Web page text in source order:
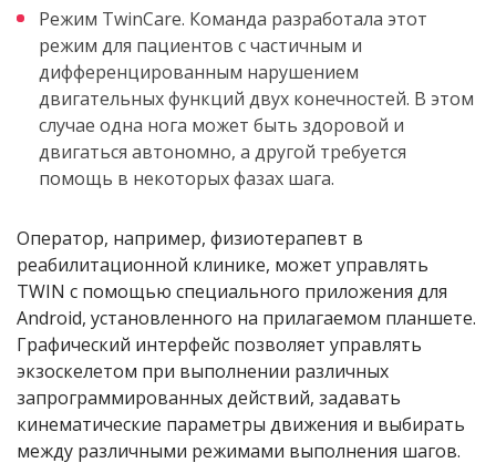
Режим TwinCare. Команда разработала этот
режим для пациентов с частичным и
дифференцированным нарушением
двигательных функций двух конечностей. В этом
случае одна нога может быть здоровой и
двигаться автономно, а другой требуется
помощь в некоторых фазах шага.
Оператор, например, физиотерапевт в
реабилитационной клинике, может управлять
TWIN с помощью специального приложения для
Android, установленного на прилагаемом планшете.
Графический интерфейс позволяет управлять
экзоскелетом при выполнении различных
запрограммированных действий, задавать
кинематические параметры движения и выбирать
между различными режимами выполнения шагов.